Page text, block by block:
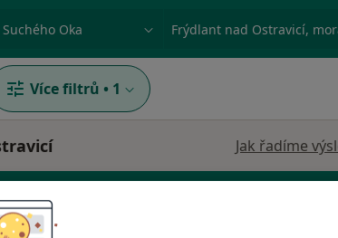
nemoc nebo příjmení Město nebo region
Více filtrů • 1
Jak řadíme